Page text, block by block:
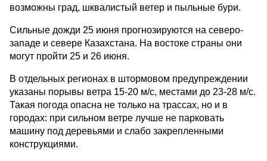
возможны град, шквалистый ветер и пыльные бури.
Сильные дожди 25 июня прогнозируются на северо-
западе и севере Казахстана. На востоке страны они
могут пройти 25 и 26 июня.
В отдельных регионах в штормовом предупреждении
указаны порывы ветра 15-20 м/с, местами до 23-28 м/с.
Такая погода опасна не только на трассах, но и в
городах: при сильном ветре лучше не парковать
машину под деревьями и слабо закрепленными
конструкциями.